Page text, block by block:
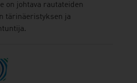
on johtava rautateiden
tärinäeristyksen ja